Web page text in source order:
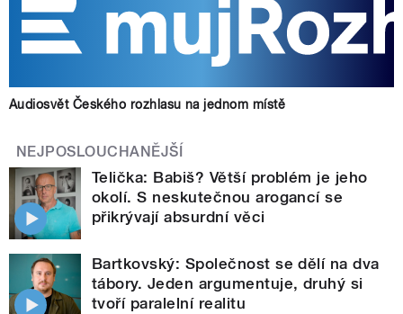
Audiosvět Českého rozhlasu na jednom místě
NEJPOSLOUCHANĚJŠÍ
Telička: Babiš? Větší problém je jeho
okolí. S neskutečnou arogancí se
přikrývají absurdní věci
Bartkovský: Společnost se dělí na dva
tábory. Jeden argumentuje, druhý si
tvoří paralelní realitu